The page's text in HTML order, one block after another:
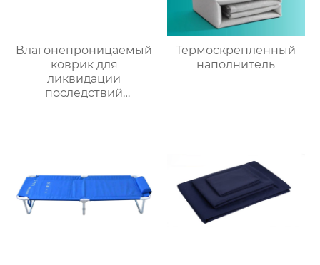
Влагонепроницаемый
коврик для
ликвидации
последствий
Термоскрепленный
наполнитель